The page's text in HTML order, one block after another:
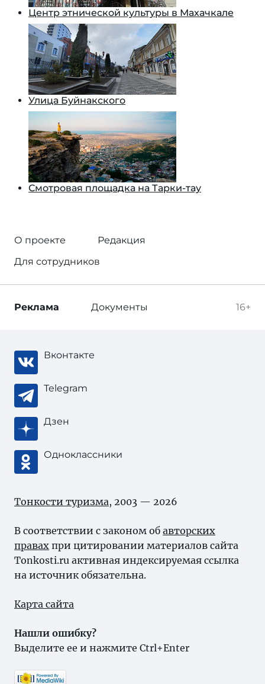
Центр этнической культуры в Махачкале
Улица Буйнакского
Смотровая площадка на Тарки-тау
О проекте
Редакция
Для сотрудников
16+
Реклама Документы
Вконтакте
Telegram
Дзен
Одноклассники
Тонкости туризма, 2003 — 2026
В соответствии с законом об авторских
правах при цитировании материалов сайта
Tonkosti.ru активная индексируемая ссылка
на источник обязательна.
Карта сайта
Нашли ошибку?
Выделите ее и нажмите Ctrl+Enter